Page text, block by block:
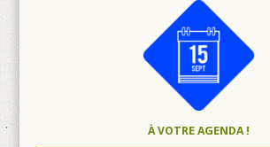
À VOTRE AGENDA !